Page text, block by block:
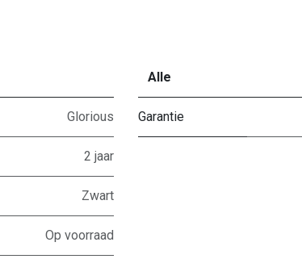
Glorious
2 jaar
Zwart
Op voorraad
Alle
Garantie